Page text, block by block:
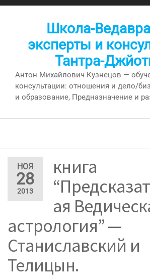
Перейти
Школа-
эксперты и
Тантра-
Антон Михайлович Кузнецов —
консультации: отношения и дело/
и образование, Предназначение и
НОЯ
28
2013
книга
ая
астрология” —
Станиславский и
Телицын.